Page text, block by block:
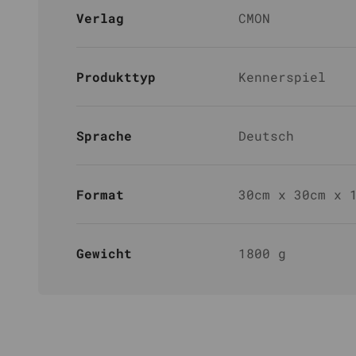
Verlag CMON
Produkttyp Kennerspiel
Sprache Deutsch
Format 30cm x 30cm x
Gewicht 1800 g